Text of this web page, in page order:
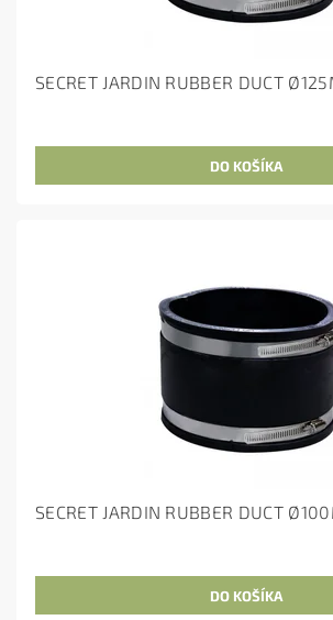
SECRET JARDIN RUBBER DUCT
SECRET JARDIN RUBBER DUCT